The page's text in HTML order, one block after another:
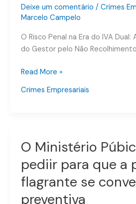
Deixe um comentário / Crimes
Marcelo Campelo
O Risco Penal na Era do IVA Dual:
do Gestor pelo Não
CBS
sob
a
Ótica
LC
Read More »
Crimes Empresariais
O Ministério
pediir para que a
flagrante se
preventiva
O
Púbico
precisa
pediir